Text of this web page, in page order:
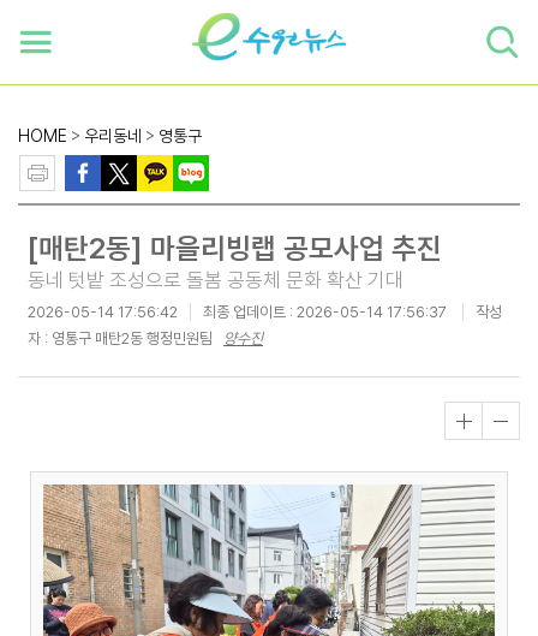
HOME > 우리동네 > 영통구
[매탄2동] 마을리빙랩 공모사업 추진
동네 텃밭 조성으로 돌봄 공동체 문화 확산 기대
2026-05-14 17:56:42 최종 업데이트 : 2026-05-14 17:56:37
작성
자 : 영통구 매탄2동 행정민원팀
양수진